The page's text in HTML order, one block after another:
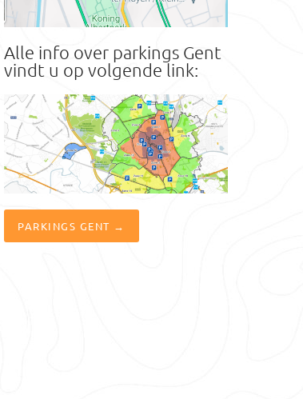
Alle info over parkings Gent
vindt u op volgende link:
PARKINGS GENT →